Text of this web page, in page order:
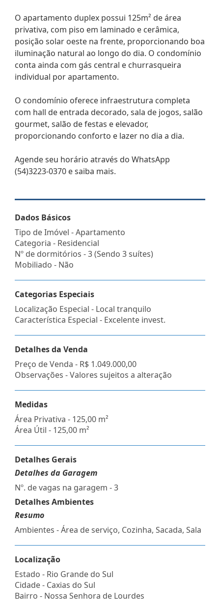
O apartamento duplex possui 125m² de área
privativa, com piso em laminado e cerâmica,
posição solar oeste na frente, proporcionando boa
iluminação natural ao longo do dia. O condomínio
conta ainda com gás central e churrasqueira
individual por apartamento.
O condomínio oferece infraestrutura completa
com hall de entrada decorado, sala de jogos, salão
gourmet, salão de festas e elevador,
proporcionando conforto e lazer no dia a dia.
Agende seu horário através do WhatsApp
(54)3223-0370 e saiba mais.
Dados Básicos
Tipo de Imóvel - Apartamento
Categoria - Residencial
Nº de dormitórios - 3 (Sendo 3 suítes)
Mobiliado - Não
Categorias Especiais
Localização Especial - Local tranquilo
Característica Especial - Excelente invest.
Detalhes da Venda
Preço de Venda - R$ 1.049.000,00
Observações - Valores sujeitos a alteração
Medidas
Área Privativa - 125,00 m²
Área Útil - 125,00 m²
Detalhes Gerais
Detalhes da Garagem
Nº. de vagas na garagem - 3
Detalhes Ambientes
Resumo
Ambientes - Área de serviço, Cozinha, Sacada, Sala
Localização
Estado - Rio Grande do Sul
Cidade - Caxias do Sul
Bairro - Nossa Senhora de Lourdes